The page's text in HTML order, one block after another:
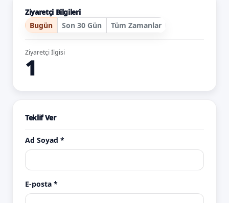
Ziyaretçi Bilgileri
Bugün
Son 30 Gün Tüm Zamanlar
Ziyaretçi İlgisi
1
Teklif Ver
Ad Soyad *
E-posta *